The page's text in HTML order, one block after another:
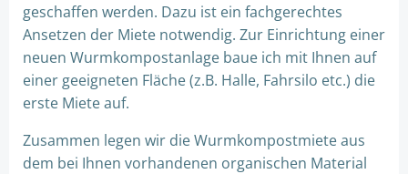
geschaffen werden. Dazu ist ein fachgerechtes
Ansetzen der Miete notwendig. Zur Einrichtung einer
neuen Wurmkompostanlage baue ich mit Ihnen auf
einer geeigneten Fläche (z.B. Halle, Fahrsilo etc.) die
erste Miete auf.
Zusammen legen wir die Wurmkompostmiete aus
dem bei Ihnen vorhandenen organischen Material